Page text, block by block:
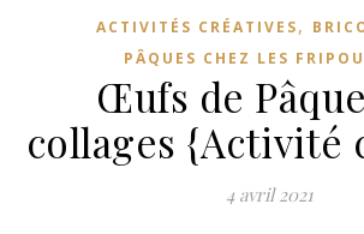
ACTIVITÉS CRÉATIVES,
PÂQUES CHEZ LES
Œufs de
collages {Activité
4 avril 2021